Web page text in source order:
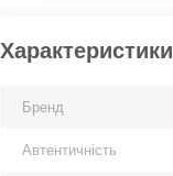
Характеристики
Бренд
Автентичність